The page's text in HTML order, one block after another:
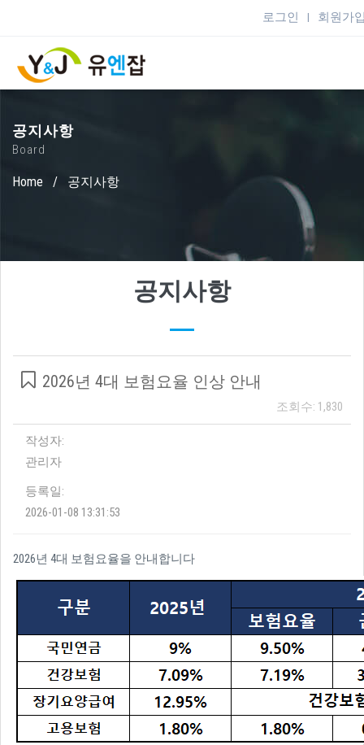
로그인 | 회원가
공지사항
Board
Home / 공지사항
공지사항
2026년 4대 보험요율 인상 안내
조회수: 1,830
작성자:
관리자
등록일:
2026-01-08 13:31:53
2026년 4대 보험요율을 안내합니다